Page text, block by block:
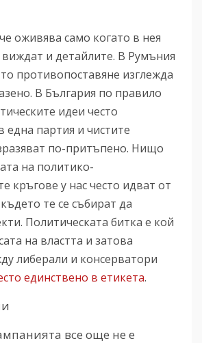
оживява само когато в нея
виждат и детайлите. В Румъния
противопоставяне изглежда
В България по правило
идеи често
една партия и чистите
по-притъпено. Нищо
на политико-
кръгове у нас често идват от
те се събират да
Политическата битка е кой
на властта и затова
либерали и консерватори
единствено в етикета.
все още не е